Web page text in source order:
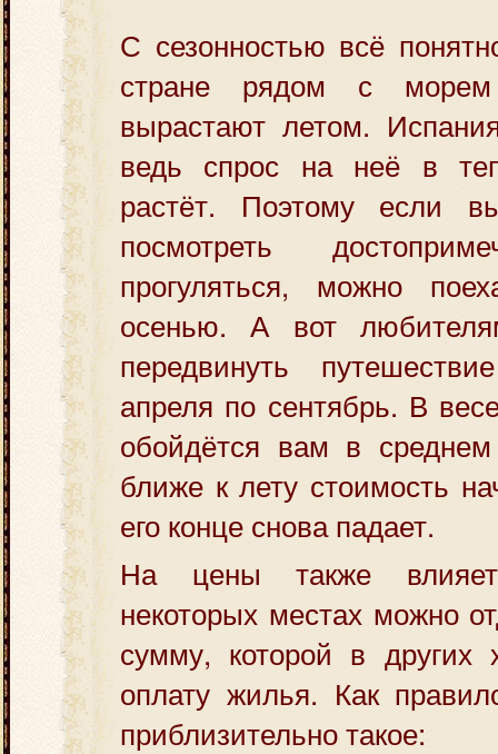
С сезонностью всё
стране рядом с
вырастают летом.
ведь спрос на неё в
растёт. Поэтому если
посмотреть
прогуляться, можно
осенью. А вот
передвинуть
апреля по сентябрь. В
обойдётся вам в
ближе к лету стоимость
его конце снова падает.
На цены также
некоторых местах можно
сумму, которой в других
оплату жилья. Как
приблизительно такое: